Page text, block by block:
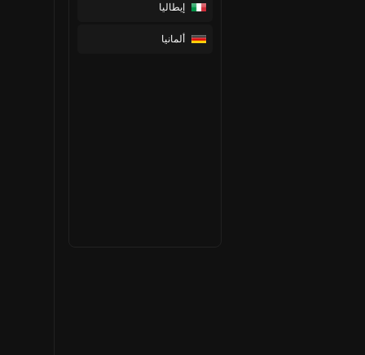
إيطاليا
ألمانيا